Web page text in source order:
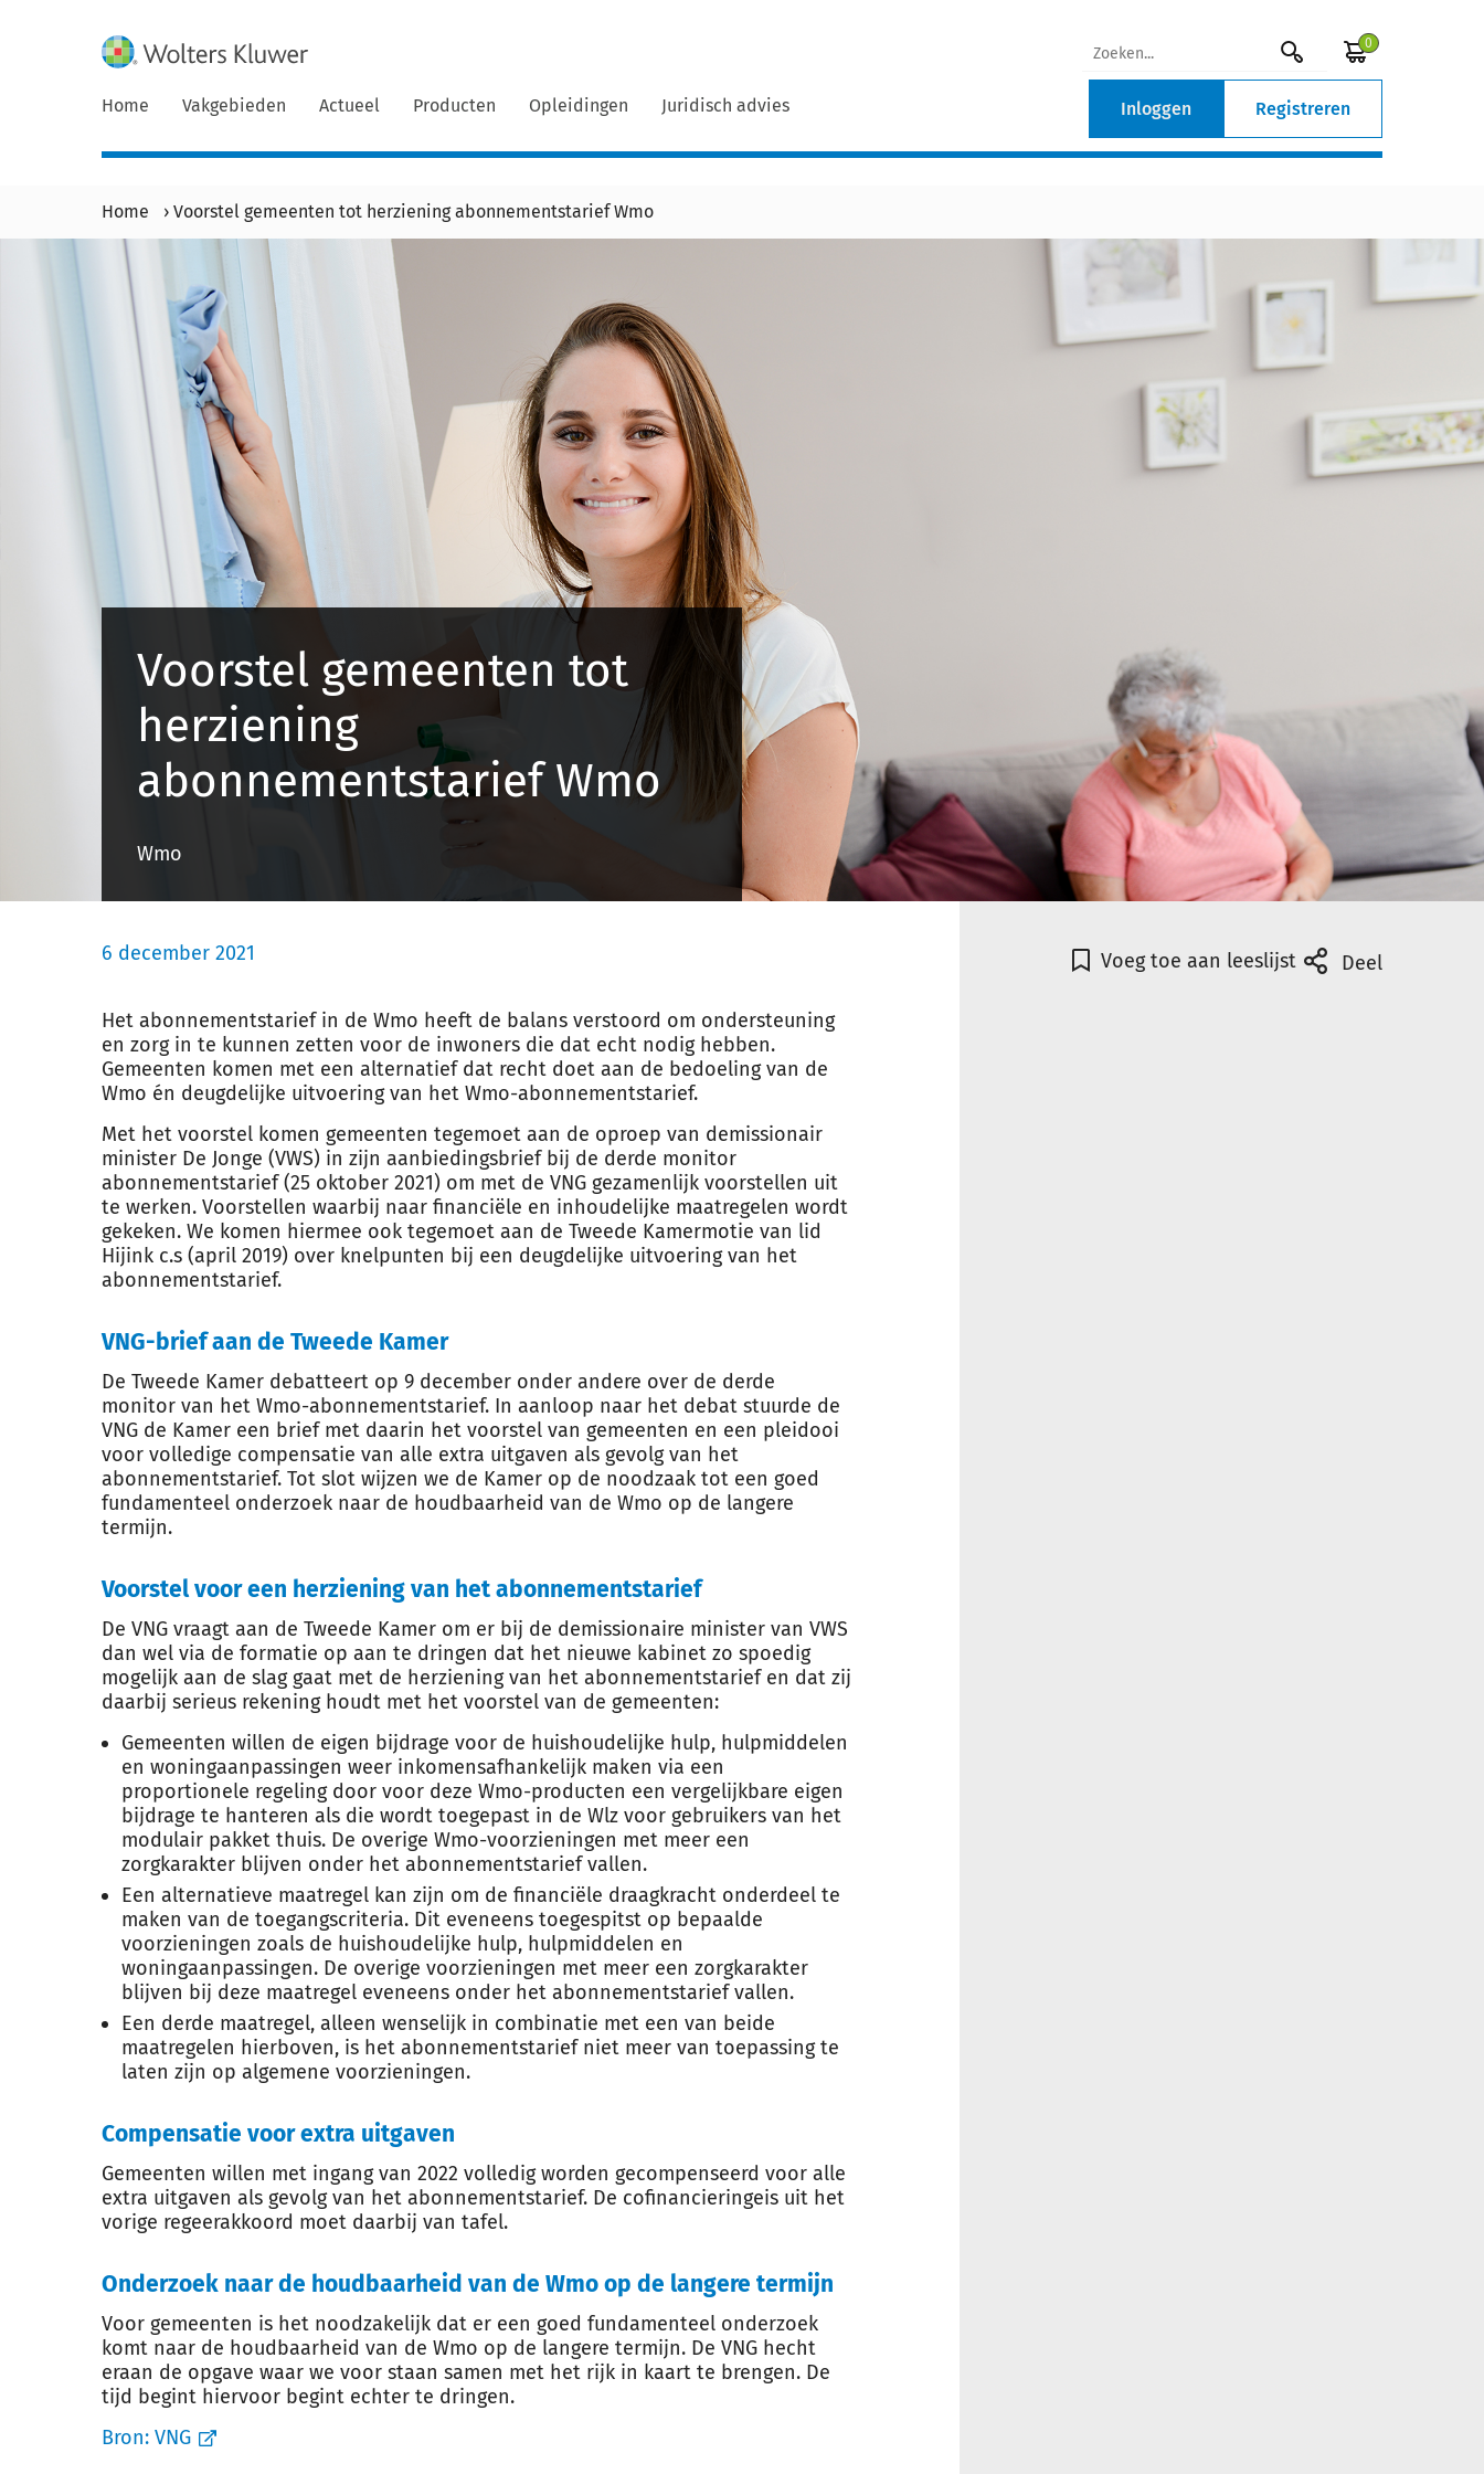
0
Home Vakgebieden Actueel Producten Opleidingen Juridisch advies Inloggen Registreren
Home › Voorstel gemeenten tot herziening abonnementstarief Wmo
Voorstel gemeenten tot
herziening
abonnementstarief Wmo
Wmo
6 december 2021
Het abonnementstarief in de Wmo heeft de balans verstoord om ondersteuning
en zorg in te kunnen zetten voor de inwoners die dat echt nodig hebben.
Gemeenten komen met een alternatief dat recht doet aan de bedoeling van de
Wmo én deugdelijke uitvoering van het Wmo-abonnementstarief.
Met het voorstel komen gemeenten tegemoet aan de oproep van demissionair
minister De Jonge (VWS) in zijn aanbiedingsbrief bij de derde monitor
abonnementstarief (25 oktober 2021) om met de VNG gezamenlijk voorstellen uit
te werken. Voorstellen waarbij naar financiële en inhoudelijke maatregelen wordt
gekeken. We komen hiermee ook tegemoet aan de Tweede Kamermotie van lid
Hijink c.s (april 2019) over knelpunten bij een deugdelijke uitvoering van het
abonnementstarief.
VNG-brief aan de Tweede Kamer
De Tweede Kamer debatteert op 9 december onder andere over de derde
monitor van het Wmo-abonnementstarief. In aanloop naar het debat stuurde de
VNG de Kamer een brief met daarin het voorstel van gemeenten en een pleidooi
voor volledige compensatie van alle extra uitgaven als gevolg van het
abonnementstarief. Tot slot wijzen we de Kamer op de noodzaak tot een goed
fundamenteel onderzoek naar de houdbaarheid van de Wmo op de langere
termijn.
Voorstel voor een herziening van het abonnementstarief
De VNG vraagt aan de Tweede Kamer om er bij de demissionaire minister van VWS
dan wel via de formatie op aan te dringen dat het nieuwe kabinet zo spoedig
mogelijk aan de slag gaat met de herziening van het abonnementstarief en dat zij
daarbij serieus rekening houdt met het voorstel van de gemeenten:
Gemeenten willen de eigen bijdrage voor de huishoudelijke hulp, hulpmiddelen
en woningaanpassingen weer inkomensafhankelijk maken via een
proportionele regeling door voor deze Wmo-producten een vergelijkbare eigen
bijdrage te hanteren als die wordt toegepast in de Wlz voor gebruikers van het
modulair pakket thuis. De overige Wmo-voorzieningen met meer een
zorgkarakter blijven onder het abonnementstarief vallen.
Een alternatieve maatregel kan zijn om de financiële draagkracht onderdeel te
maken van de toegangscriteria. Dit eveneens toegespitst op bepaalde
voorzieningen zoals de huishoudelijke hulp, hulpmiddelen en
woningaanpassingen. De overige voorzieningen met meer een zorgkarakter
blijven bij deze maatregel eveneens onder het abonnementstarief vallen.
Een derde maatregel, alleen wenselijk in combinatie met een van beide
maatregelen hierboven, is het abonnementstarief niet meer van toepassing te
laten zijn op algemene voorzieningen.
Compensatie voor extra uitgaven
Gemeenten willen met ingang van 2022 volledig worden gecompenseerd voor alle
extra uitgaven als gevolg van het abonnementstarief. De cofinancieringeis uit het
vorige regeerakkoord moet daarbij van tafel.
Onderzoek naar de houdbaarheid van de Wmo op de langere termijn
Voor gemeenten is het noodzakelijk dat er een goed fundamenteel onderzoek
komt naar de houdbaarheid van de Wmo op de langere termijn. De VNG hecht
eraan de opgave waar we voor staan samen met het rijk in kaart te brengen. De
tijd begint hiervoor begint echter te dringen.
Bron: VNG
Voeg toe aan leeslijst Deel